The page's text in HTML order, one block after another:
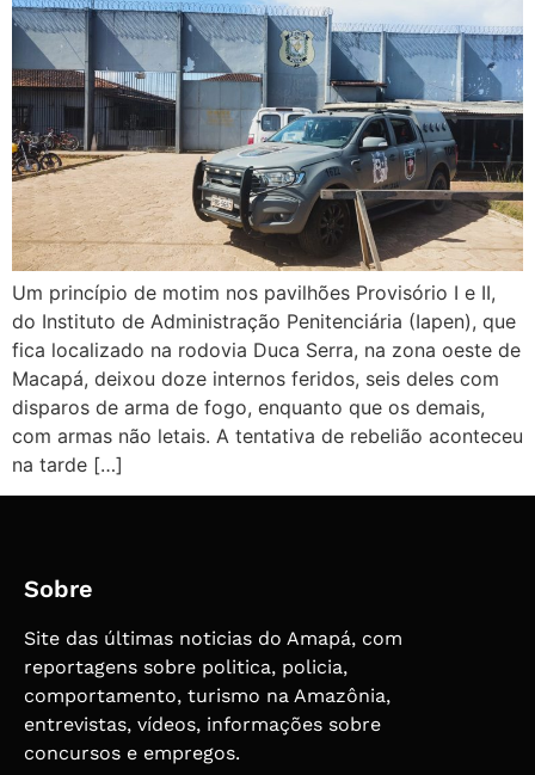
Um princípio de motim nos pavilhões Provisório I e II,
do Instituto de Administração Penitenciária (Iapen), que
fica localizado na rodovia Duca Serra, na zona oeste de
Macapá, deixou doze internos feridos, seis deles com
disparos de arma de fogo, enquanto que os demais,
com armas não letais. A tentativa de rebelião aconteceu
na tarde […]
Sobre
Site das últimas noticias do Amapá, com
reportagens sobre politica, policia,
comportamento, turismo na Amazônia,
entrevistas, vídeos, informações sobre
concursos e empregos.